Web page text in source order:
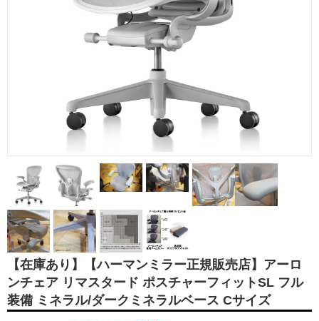
【在庫あり】【ハーマンミラー正規販売店】アーロ
ンチェア リマスタード ポスチャーフィットSL フル
装備 ミネラル/ダークミネラルベース Cサイズ